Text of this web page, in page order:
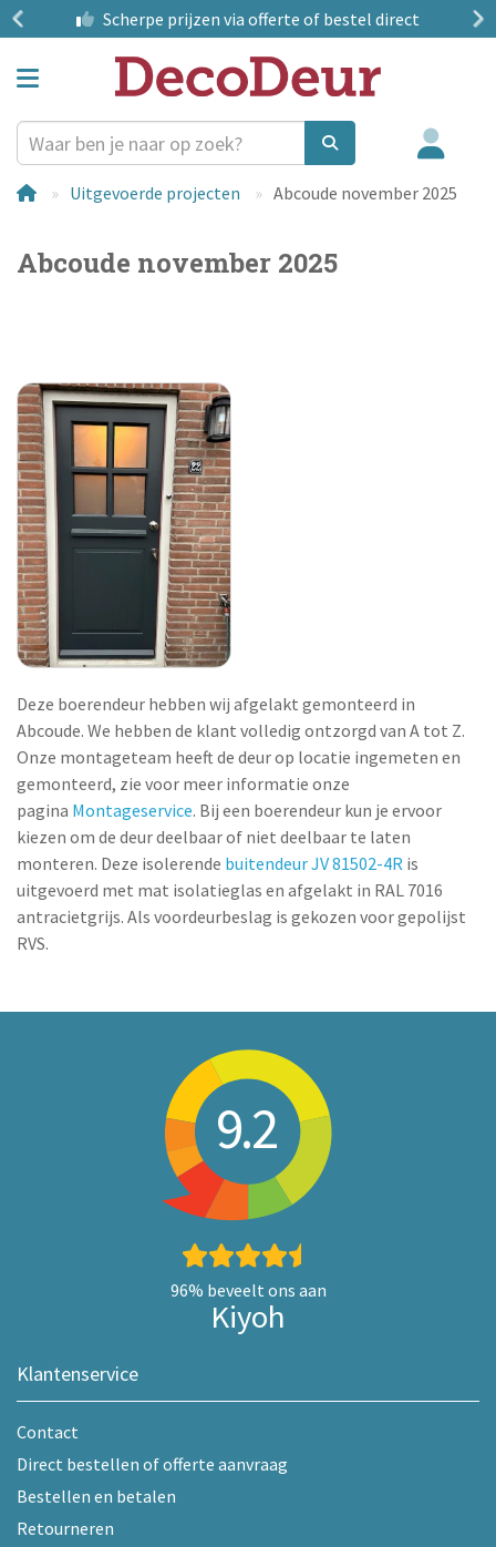
Scherpe prijzen via offerte of bestel direct
Uitgevoerde projecten Abcoude november 2025
Abcoude november 2025
Deze boerendeur hebben wij afgelakt gemonteerd in
Abcoude. We hebben de klant volledig ontzorgd van A tot Z.
Onze montageteam heeft de deur op locatie ingemeten en
gemonteerd, zie voor meer informatie onze
pagina Montageservice. Bij een boerendeur kun je ervoor
kiezen om de deur deelbaar of niet deelbaar te laten
monteren. Deze isolerende buitendeur JV 81502-4R is
uitgevoerd met mat isolatieglas en afgelakt in RAL 7016
antracietgrijs. Als voordeurbeslag is gekozen voor gepolijst
RVS.
9.2
96% beveelt ons aan
Kiyoh
Klantenservice
Contact
Direct bestellen of offerte aanvraag
Bestellen en betalen
Retourneren